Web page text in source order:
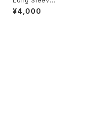
"Shake?"
¥4,000